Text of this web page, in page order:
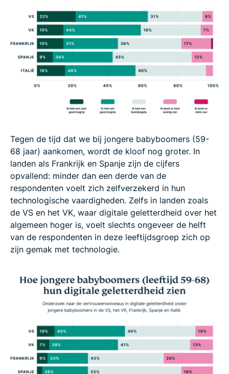
Tegen de tijd dat we bij jongere babyboomers (59-
68 jaar) aankomen, wordt de kloof nog groter. In
landen als Frankrijk en Spanje zijn de cijfers
opvallend: minder dan een derde van de
respondenten voelt zich zelfverzekerd in hun
technologische vaardigheden. Zelfs in landen zoals
de VS en het VK, waar digitale geletterdheid over het
algemeen hoger is, voelt slechts ongeveer de helft
van de respondenten in deze leeftijdsgroep zich op
zijn gemak met technologie.